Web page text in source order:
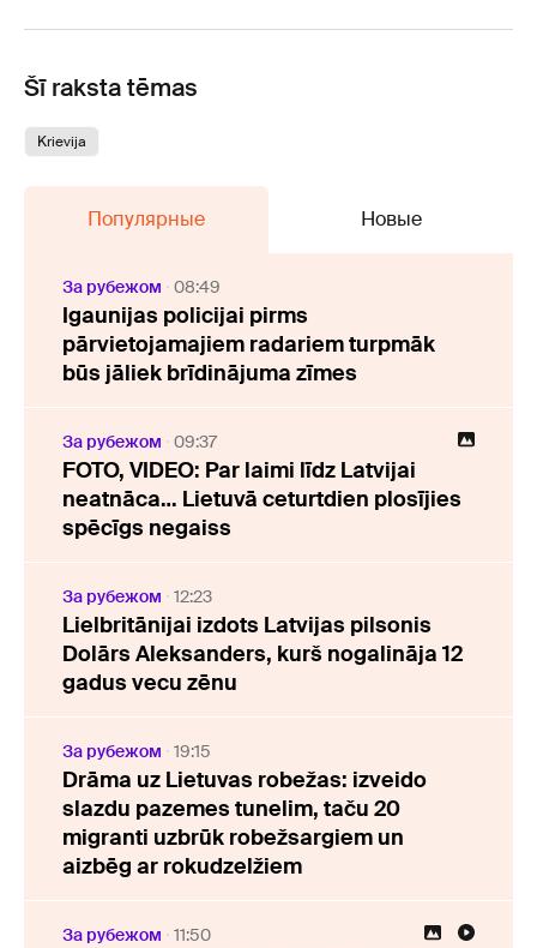
Šī raksta tēmas
Krievija
Популярные Новые
За рубежом 08:49
Igaunijas policijai pirms
pārvietojamajiem radariem turpmāk
būs jāliek brīdinājuma zīmes
За рубежом 09:37
FOTO, VIDEO: Par laimi līdz Latvijai
neatnāca… Lietuvā ceturtdien plosījies
spēcīgs negaiss
За рубежом 12:23
Lielbritānijai izdots Latvijas pilsonis
Dolārs Aleksanders, kurš nogalināja 12
gadus vecu zēnu
За рубежом 19:15
Drāma uz Lietuvas robežas: izveido
slazdu pazemes tunelim, taču 20
migranti uzbrūk robežsargiem un
aizbēg ar rokudzelžiem
За рубежом 11:50